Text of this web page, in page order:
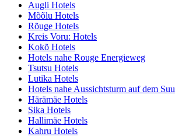
Augli Hotels
Mõõlu Hotels
Rõuge Hotels
Kreis Voru: Hotels
Kokõ Hotels
Hotels nahe Rouge Energieweg
Tsutsu Hotels
Lutika Hotels
Hotels nahe Aussichtsturm auf dem
Härämäe Hotels
Sika Hotels
Hallimäe Hotels
Kahru Hotels